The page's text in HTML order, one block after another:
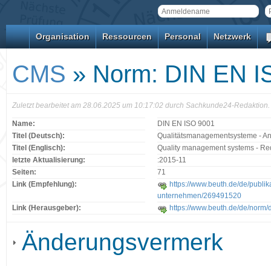
Organisation Ressourcen Personal Netzwerk
CMS » Norm: DIN EN
Zuletzt bearbeitet am 28.06.2025 um 10:17:02 durch Sachkunde24-Redaktion.
Name:
DIN EN ISO 9001
Titel (Deutsch):
Qualitätsmanagementsysteme -
Titel (Englisch):
Quality management systems -
letzte Aktualisierung:
:2015-11
Seiten:
71
Link (Empfehlung):
https://www.beuth.de/de/
unternehmen/269491520
Link (Herausgeber):
https://www.beuth.de/de/
Änderungsvermerk